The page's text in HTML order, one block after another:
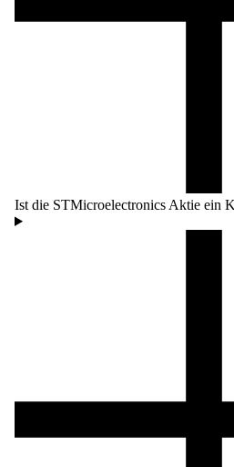
Ist die STMicroelectronics Aktie ein